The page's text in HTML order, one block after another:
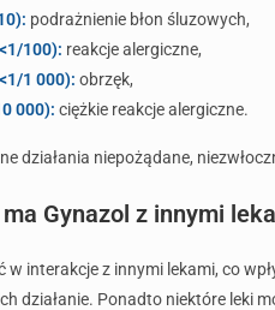
podrażnienie błon śluzowych,
100): reakcje alergiczne,
1 000): obrzęk,
000): ciężkie reakcje alergiczne.
działania niepożądane,
Gynazol z innymi
w interakcje z innymi lekami, co
działanie. Ponadto niektóre leki